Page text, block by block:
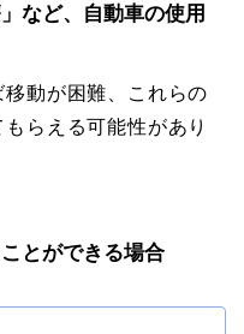
など、自動車の使用
動が困難、これらの
らえる可能性があり
とができる場合